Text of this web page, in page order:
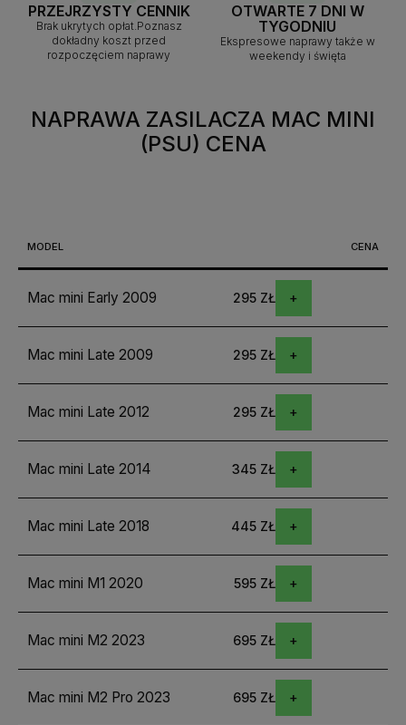
PRZEJRZYSTY CENNIK
Brak ukrytych opłat.Poznasz
dokładny koszt przed
rozpoczęciem naprawy
OTWARTE 7 DNI W
TYGODNIU
Ekspresowe naprawy także w
weekendy i święta
NAPRAWA ZASILACZA MAC MINI
(PSU) CENA
MODEL CENA
Mac mini Early 2009 295 ZŁ
Mac mini Late 2009 295 ZŁ
Mac mini Late 2012 295 ZŁ
Mac mini Late 2014 345 ZŁ
Mac mini Late 2018 445 ZŁ
Mac mini M1 2020 595 ZŁ
Mac mini M2 2023 695 ZŁ
Mac mini M2 Pro 2023 695 ZŁ